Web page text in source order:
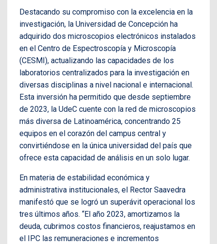
Destacando su compromiso con la excelencia en la
investigación, la Universidad de Concepción ha
adquirido dos microscopios electrónicos instalados
en el Centro de Espectroscopía y Microscopía
(CESMI), actualizando las capacidades de los
laboratorios centralizados para la investigación en
diversas disciplinas a nivel nacional e internacional.
Esta inversión ha permitido que desde septiembre
de 2023, la UdeC cuente con la red de microscopios
más diversa de Latinoamérica, concentrando 25
equipos en el corazón del campus central y
convirtiéndose en la única universidad del país que
ofrece esta capacidad de análisis en un solo lugar.
En materia de estabilidad económica y
administrativa institucionales, el Rector Saavedra
manifestó que se logró un superávit operacional los
tres últimos años. “El año 2023, amortizamos la
deuda, cubrimos costos financieros, reajustamos en
el IPC las remuneraciones e incrementos